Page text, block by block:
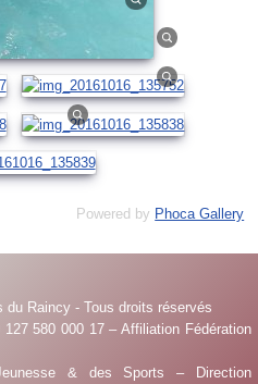
Powered by Phoca Gallery
Raincy - Tous droits réservés
580 000 17 – Affiliation Fédération
& des Sports – Direction